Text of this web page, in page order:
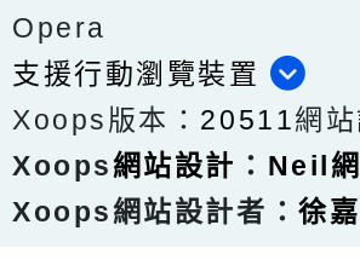
Opera
支援行動瀏覽裝置
Xoops版本： 20511網
Xoops網站設計 ： Neil
Xoops網站設計者：徐